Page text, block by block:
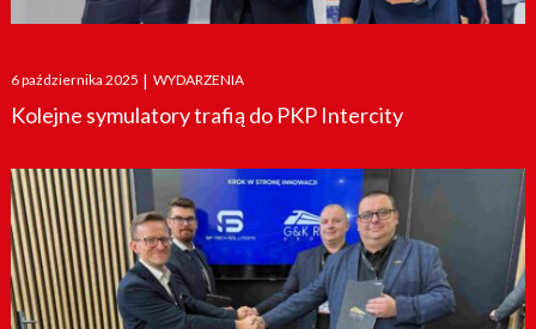
Posted
on
6 października 2025 | WYDARZENIA
Kolejne symulatory trafią do PKP Intercity